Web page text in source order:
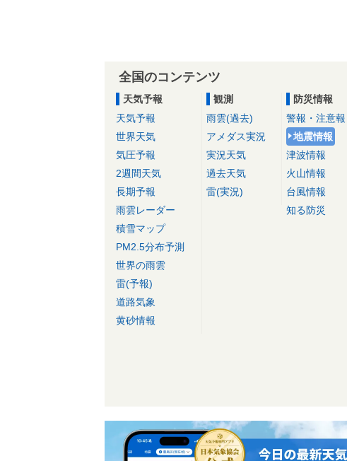
全国のコンテンツ
天気予報
天気予報
世界天気
気圧予報
2週間天気
長期予報
雨雲レーダー
積雪マップ
PM2.5分布予測
世界の雨雲
雷(予報)
道路気象
黄砂情報
観測
雨雲(過去)
アメダス実況
実況天気
過去天気
雷(実況)
防災情報
警報・注意報
地震情報
津波情報
火山情報
台風情報
知る防災